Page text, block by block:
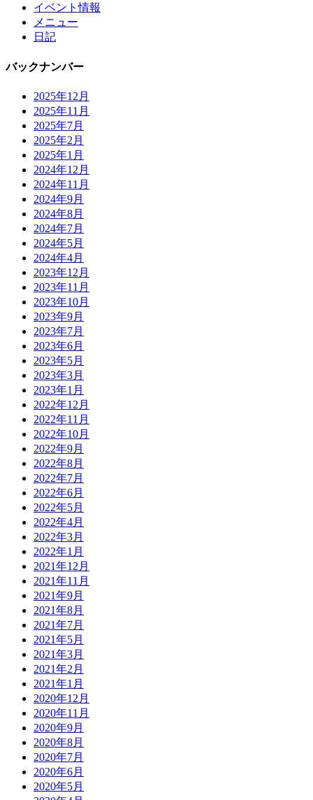
イベント情報
メニュー
日記
バックナンバー
2025年12月
2025年11月
2025年7月
2025年2月
2025年1月
2024年12月
2024年11月
2024年9月
2024年8月
2024年7月
2024年5月
2024年4月
2023年12月
2023年11月
2023年10月
2023年9月
2023年7月
2023年6月
2023年5月
2023年3月
2023年1月
2022年12月
2022年11月
2022年10月
2022年9月
2022年8月
2022年7月
2022年6月
2022年5月
2022年4月
2022年3月
2022年1月
2021年12月
2021年11月
2021年9月
2021年8月
2021年7月
2021年5月
2021年3月
2021年2月
2021年1月
2020年12月
2020年11月
2020年9月
2020年8月
2020年7月
2020年6月
2020年5月